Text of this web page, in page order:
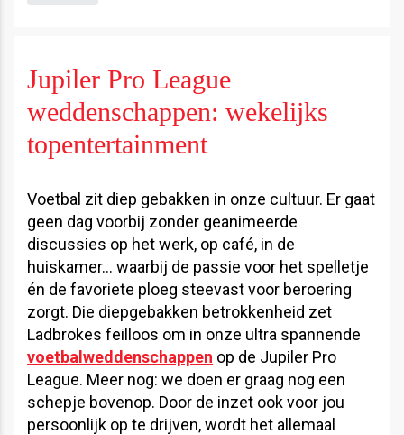
Jupiler Pro League
weddenschappen: wekelijks
topentertainment
Voetbal zit diep gebakken in onze cultuur. Er gaat
geen dag voorbij zonder geanimeerde
discussies op het werk, op café, in de
huiskamer… waarbij de passie voor het spelletje
én de favoriete ploeg steevast voor beroering
zorgt. Die diepgebakken betrokkenheid zet
Ladbrokes feilloos om in onze ultra spannende
voetbalweddenschappen op de Jupiler Pro
League. Meer nog: we doen er graag nog een
schepje bovenop. Door de inzet ook voor jou
persoonlijk op te drijven, wordt het allemaal